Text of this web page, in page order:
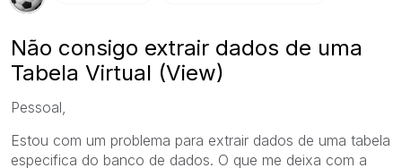
Não consigo extrair dados de uma
Tabela Virtual (View)
Pessoal,
Estou com um problema para extrair dados de uma tabela
especifica do banco de dados. O que me deixa com a